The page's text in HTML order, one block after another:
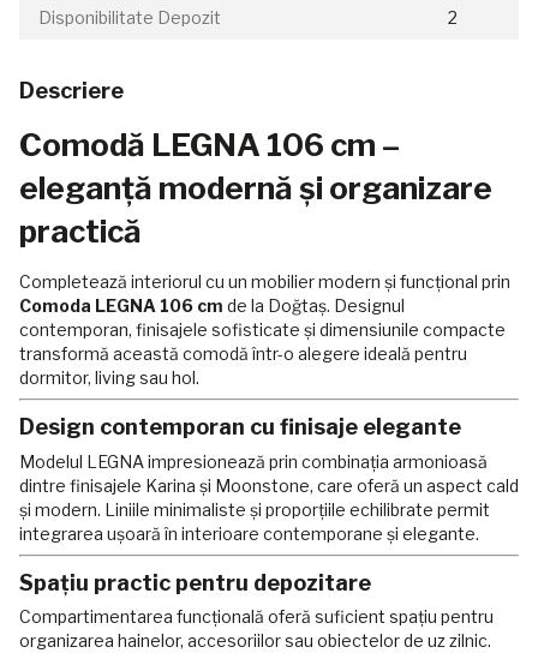
Disponibilitate Depozit 2
Descriere
Comodă LEGNA 106 cm –
eleganță modernă și organizare
practică
Completează interiorul cu un mobilier modern și funcțional prin
Comoda LEGNA 106 cm de la Doğtaş. Designul
contemporan, finisajele sofisticate și dimensiunile compacte
transformă această comodă într-o alegere ideală pentru
dormitor, living sau hol.
Design contemporan cu finisaje elegante
Modelul LEGNA impresionează prin combinația armonioasă
dintre finisajele Karina și Moonstone, care oferă un aspect cald
și modern. Liniile minimaliste și proporțiile echilibrate permit
integrarea ușoară în interioare contemporane și elegante.
Spațiu practic pentru depozitare
Compartimentarea funcțională oferă suficient spațiu pentru
organizarea hainelor, accesoriilor sau obiectelor de uz zilnic.